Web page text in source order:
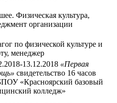
Физическая культура,
организации
по физической культуре и
менеджер
13.12.2018 «Первая
свидетельство 16 часов
«Красноярский базовый
колледж»